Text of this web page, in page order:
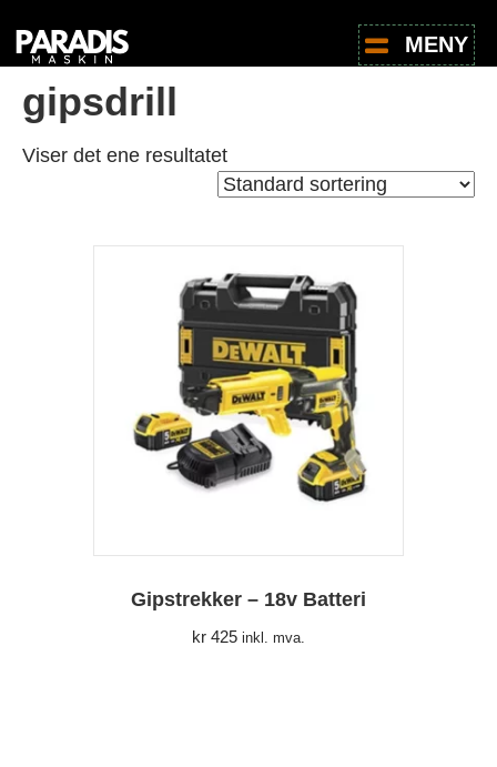
MENY
Hjem/Butikk / Produkter med stikkord «gipsdrill»
gipsdrill
Viser det ene resultatet
Gipstrekker – 18v Batteri
kr 425 inkl. mva.